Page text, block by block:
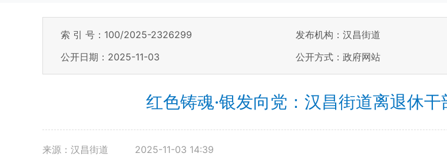
索 引 号：100/2025-2326299 发布机构：汉昌街道
公开日期：2025-11-03
公开方式：政府网站
红色铸魂·银发向党：汉昌街道离退休
来源：汉昌街道 2025-11-03 14:39